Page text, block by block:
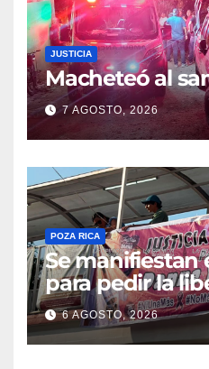
JUSTICIA
Macheteó al
7 AGOSTO, 2026
POZA RICA
Se manifiestan
para pedir la
Danna Yanina
Dafne
6 AGOSTO, 2026